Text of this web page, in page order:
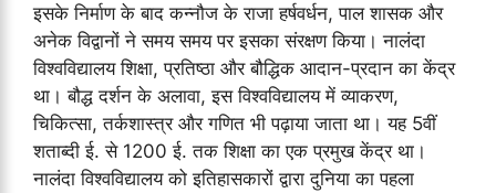
इसके निर्माण के बाद कन्नौज के राजा हर्षवर्धन, पाल शासक और
अनेक विद्वानों ने समय समय पर इसका संरक्षण किया। नालंदा
विश्वविद्यालय शिक्षा, प्रतिष्ठा और बौद्धिक आदान-प्रदान का केंद्र
था। बौद्ध दर्शन के अलावा, इस विश्वविद्यालय में व्याकरण,
चिकित्सा, तर्कशास्त्र और गणित भी पढ़ाया जाता था। यह 5वीं
शताब्दी ई. से 1200 ई. तक शिक्षा का एक प्रमुख केंद्र था।
नालंदा विश्वविद्यालय को इतिहासकारों द्वारा दुनिया का पहला